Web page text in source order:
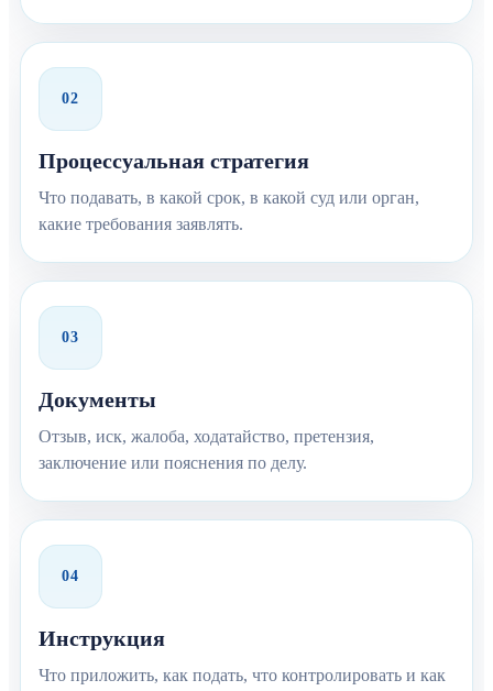
02
Процессуальная стратегия
Что подавать, в какой срок, в какой суд или орган,
какие требования заявлять.
03
Документы
Отзыв, иск, жалоба, ходатайство, претензия,
заключение или пояснения по делу.
04
Инструкция
Что приложить, как подать, что контролировать и как